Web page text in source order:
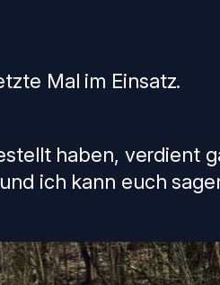
Mal im Einsatz.
haben, verdient
ich kann euch